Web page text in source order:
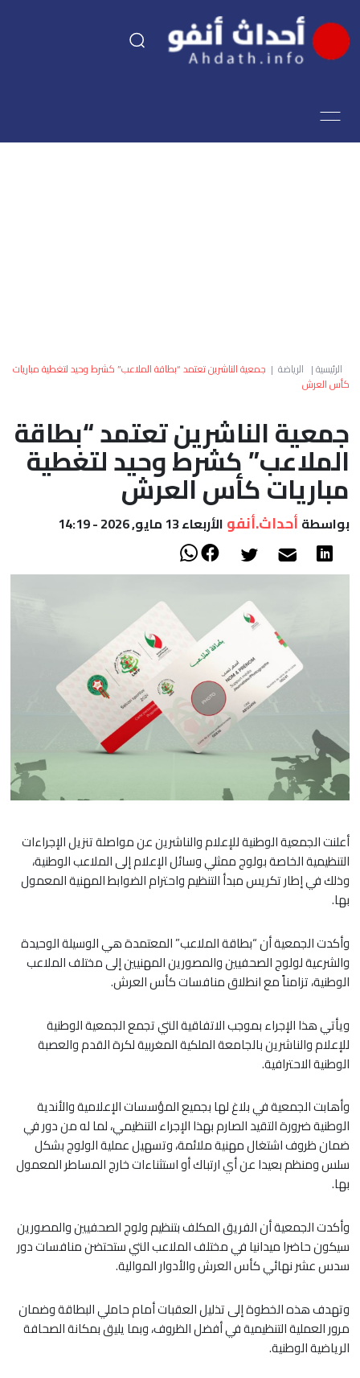
اقتصاد
العالم
الصحراء
الرئيسية| الرياضة | جمعية الناشرين تعتمد “بطاقة الملاعب” كشرط وحيد لتغطية مباريات
كأس العرش
جمعية الناشرين تعتمد “بطاقة
الملاعب” كشرط وحيد لتغطية
مباريات كأس العرش
بواسطة أحداث.أنفو الأربعاء 13 مايو, 2026 - 14:19
أعلنت الجمعية الوطنية للإعلام والناشرين عن مواصلة تنزيل الإجراءات
التنظيمية الخاصة بولوج ممثلي وسائل الإعلام إلى الملاعب الوطنية،
وذلك في إطار تكريس مبدأ التنظيم واحترام الضوابط المهنية المعمول
بها.
وأكدت الجمعية أن “بطاقة الملاعب” المعتمدة هي الوسيلة الوحيدة
والشرعية لولوج الصحفيين والمصورين المهنيين إلى مختلف الملاعب
الوطنية، تزامناً مع انطلاق منافسات كأس العرش.
ويأتي هذا الإجراء بموجب الاتفاقية التي تجمع الجمعية الوطنية
للإعلام والناشرين بالجامعة الملكية المغربية لكرة القدم والعصبة
الوطنية الاحترافية.
وأهابت الجمعية في بلاغ لها بجميع المؤسسات الإعلامية والأندية
الوطنية ضرورة التقيد الصارم بهذا الإجراء التنظيمي، لما له من دور في
ضمان ظروف اشتغال مهنية ملائمة، وتسهيل عملية الولوج بشكل
سلس ومنظم بعيدا عن أي ارتباك أو استثناءات خارج المساطر المعمول
بها.
وأكدت الجمعية أن الفريق المكلف بتنظيم ولوج الصحفيين والمصورين
سيكون حاضرا ميدانيا في مختلف الملاعب التي ستحتضن منافسات دور
سدس عشر نهائي كأس العرش والأدوار الموالية.
وتهدف هذه الخطوة إلى تذليل العقبات أمام حاملي البطاقة وضمان
مرور العملية التنظيمية في أفضل الظروف، وبما يليق بمكانة الصحافة
الرياضية الوطنية.